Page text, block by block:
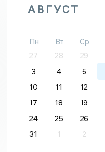
АВГУСТ
Пн Вт Ср
27
28 29
3
4 5
10
11 12
17
18 19
24
25 26
31
1 2